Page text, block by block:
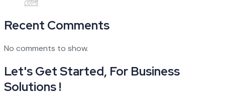
তোলা
Recent Comments
No comments to show.
Let's Get Started, For Business
Solutions !